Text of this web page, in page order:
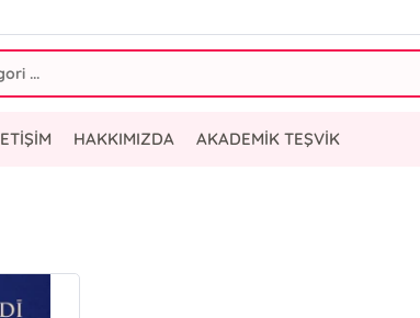
HAKKIMIZDA AKADEMİK TEŞVİK